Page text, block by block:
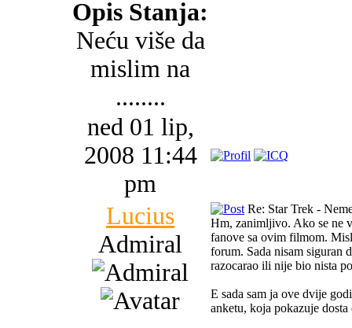
Opis Stanja:
Neću više da
mislim na
........
ned 01 lip,
2008 11:44
pm
Lucius
Admiral
Re: Star Trek -
Hm, zanimljivo. Ako se ne
fanove sa ovim filmom.
forum. Sada nisam siguran
razocarao ili nije bio nista
E sada sam ja ove dvije
anketu, koja pokazuje dosta